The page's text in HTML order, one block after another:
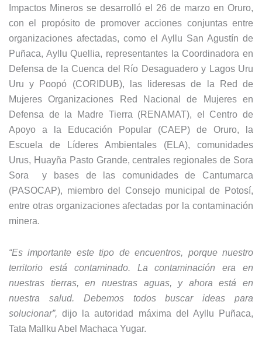
Impactos Mineros se desarrolló el 26 de marzo en Oruro,
con el propósito de promover acciones conjuntas entre
organizaciones afectadas, como el Ayllu San Agustín de
Puñaca, Ayllu Quellia, representantes la Coordinadora en
Defensa de la Cuenca del Río Desaguadero y Lagos Uru
Uru y Poopó (CORIDUB), las lideresas de la Red de
Mujeres Organizaciones Red Nacional de Mujeres en
Defensa de la Madre Tierra (RENAMAT), el Centro de
Apoyo a la Educación Popular (CAEP) de Oruro, la
Escuela de Líderes Ambientales (ELA), comunidades
Urus, Huayña Pasto Grande, centrales regionales de Sora
Sora y bases de las comunidades de Cantumarca
(PASOCAP), miembro del Consejo municipal de Potosí,
entre otras organizaciones afectadas por la contaminación
minera.
“Es importante este tipo de encuentros, porque nuestro
territorio está contaminado. La contaminación era en
nuestras tierras, en nuestras aguas, y ahora está en
nuestra salud. Debemos todos buscar ideas para
solucionar”, dijo la autoridad máxima del Ayllu Puñaca,
Tata Mallku Abel Machaca Yugar.